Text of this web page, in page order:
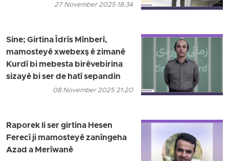
27 November 2025 18:34
Sine; Girtina Îdrîs Mînberî,
mamosteyê xwebexş ê zimanê
Kurdî bi mebesta birêvebirina
sizayê bi ser de hatî sepandin
08 November 2025 21:20
Raporek li ser girtina Hesen
Ferecî ji mamosteyê zanîngeha
Azad a Merîwanê